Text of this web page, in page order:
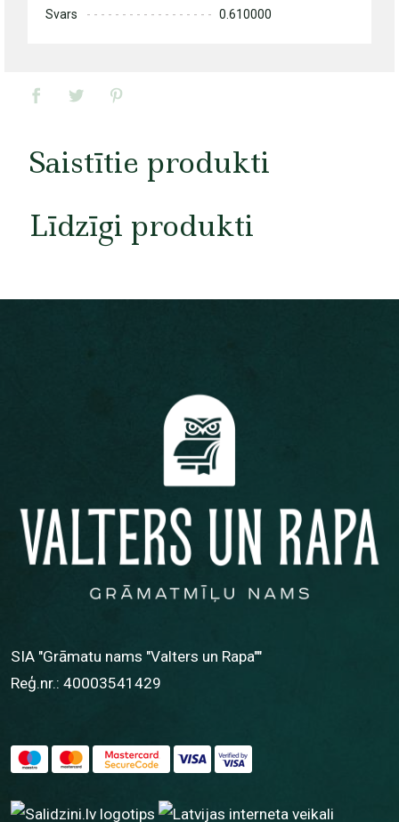
Svars
0.610000
Saistītie produkti
Līdzīgi produkti
SIA "Grāmatu nams "Valters un Rapa""
Reģ.nr.: 40003541429